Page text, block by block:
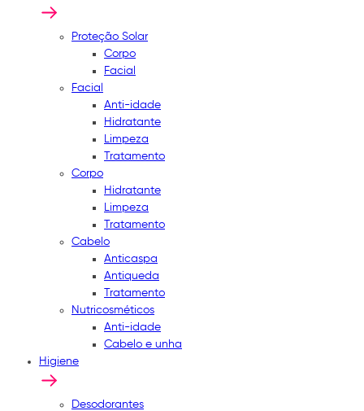
Proteção Solar
Corpo
Facial
Facial
Anti-idade
Hidratante
Limpeza
Tratamento
Corpo
Hidratante
Limpeza
Tratamento
Cabelo
Anticaspa
Antiqueda
Tratamento
Nutricosméticos
Anti-idade
Cabelo e unha
Higiene
Desodorantes